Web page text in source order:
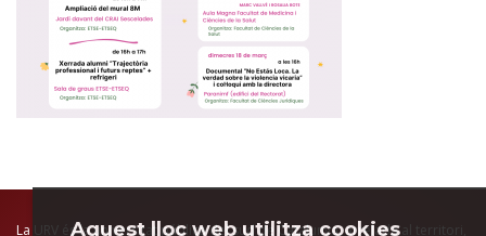
La URV és la universitat pública del sud de Catalunya, arrelada al territori,
Aquest lloc web utilitza cookies